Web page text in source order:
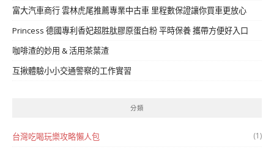
富大汽車商行 雲林虎尾推薦專業中古車 里程數保證讓你買車更放心
Princess 德國專利香妃超胜肽膠原蛋白粉 平時保養 攜帶方便好入口
咖啡渣的妙用 & 活用茶葉渣
互揪體驗小小交通警察的工作實習
分類
台灣吃喝玩樂攻略懶人包 (1)